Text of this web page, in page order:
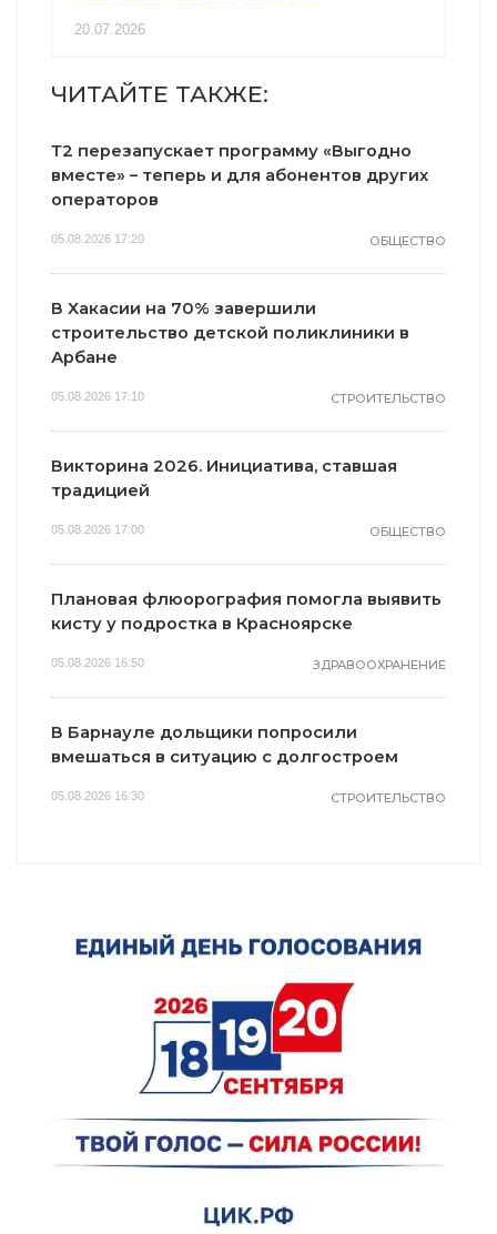
20.07.2026
ЧИТАЙТЕ ТАКЖЕ:
Т2 перезапускает программу «Выгодно
вместе» – теперь и для абонентов других
операторов
05.08.2026 17:20 ОБЩЕСТВО
В Хакасии на 70% завершили
строительство детской поликлиники в
Арбане
05.08.2026 17:10 СТРОИТЕЛЬСТВО
Викторина 2026. Инициатива, ставшая
традицией
05.08.2026 17:00 ОБЩЕСТВО
Плановая флюорография помогла выявить
кисту у подростка в Красноярске
05.08.2026 16:50 ЗДРАВООХРАНЕНИЕ
В Барнауле дольщики попросили
вмешаться в ситуацию с долгостроем
05.08.2026 16:30 СТРОИТЕЛЬСТВО